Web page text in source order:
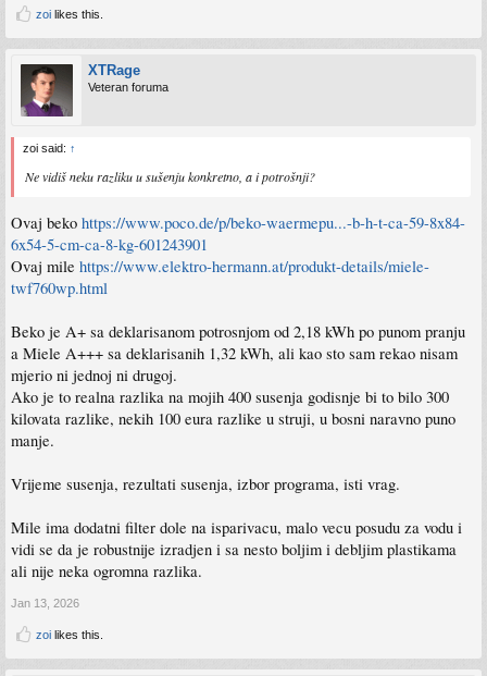
zoi likes this.
XTRage
Veteran foruma
zoi said: ↑
Ne vidiš neku razliku u sušenju konkretno, a i potrošnji?
Ovaj beko https://www.poco.de/p/beko-waermepu...-b-h-t-ca-59-8x84-
6x54-5-cm-ca-8-kg-601243901
Ovaj mile https://www.elektro-hermann.at/produkt-details/miele-
twf760wp.html
Beko je A+ sa deklarisanom potrosnjom od 2,18 kWh po punom pranju
a Miele A+++ sa deklarisanih 1,32 kWh, ali kao sto sam rekao nisam
mjerio ni jednoj ni drugoj.
Ako je to realna razlika na mojih 400 susenja godisnje bi to bilo 300
kilovata razlike, nekih 100 eura razlike u struji, u bosni naravno puno
manje.
Vrijeme susenja, rezultati susenja, izbor programa, isti vrag.
Mile ima dodatni filter dole na isparivacu, malo vecu posudu za vodu i
vidi se da je robustnije izradjen i sa nesto boljim i debljim plastikama
ali nije neka ogromna razlika.
Jan 13, 2026
zoi likes this.